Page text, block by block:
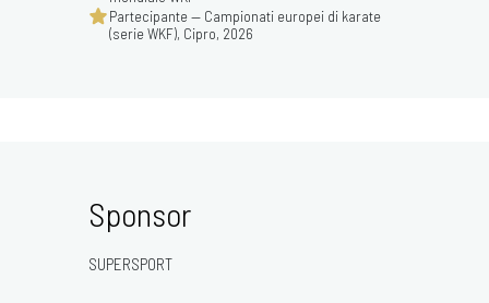
Partecipante — Campionati europei di karate
(serie WKF), Cipro, 2026
Sponsor
SUPERSPORT